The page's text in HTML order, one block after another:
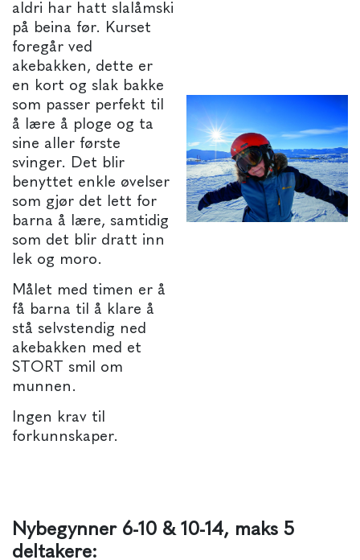
aldri har hatt slalåmski
på beina før. Kurset
foregår ved
akebakken, dette er
en kort og slak bakke
som passer perfekt til
å lære å ploge og ta
sine aller første
svinger. Det blir
benyttet enkle øvelser
som gjør det lett for
barna å lære, samtidig
som det blir dratt inn
lek og moro.
Målet med timen er å
få barna til å klare å
stå selvstendig ned
akebakken med et
STORT smil om
munnen.
Ingen krav til
forkunnskaper.
Nybegynner 6-10 & 10-14, maks 5
deltakere: